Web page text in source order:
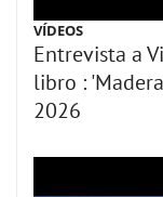
VÍDEOS
Entrevista a
libro :
2026